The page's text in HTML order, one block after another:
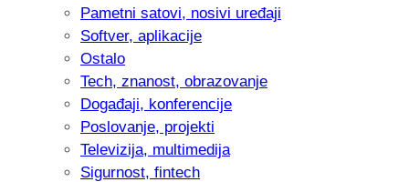
Pametni satovi, nosivi uređaji
Softver, aplikacije
Ostalo
Tech, znanost, obrazovanje
Događaji, konferencije
Poslovanje, projekti
Televizija, multimedija
Sigurnost, fintech